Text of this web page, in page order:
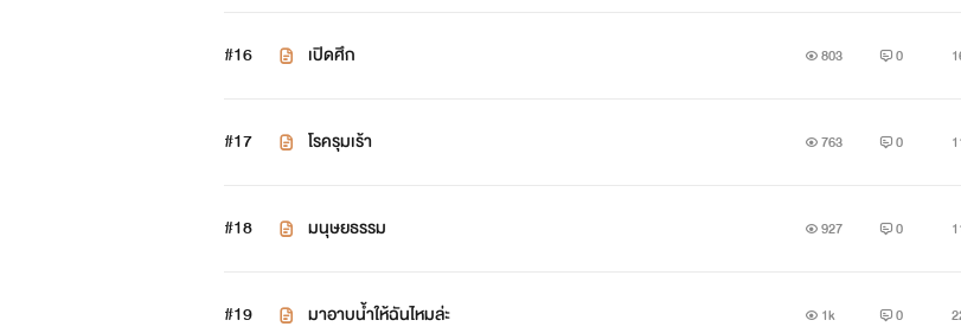
ใครกัน...คือเป้าหมายคนสำคัญของการตา
ช่อผกา หรือ เอสเธอร์!
#16 เปิดศึก 803 0
#17 โรครุมเร้า 763 0
#18 มนุษยธรรม 927 0
#19 มาอาบน้ำให้ฉันไหมล่ะ 1k 0